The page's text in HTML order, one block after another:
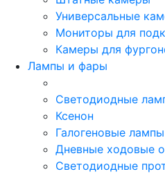
Универсальные
Мониторы для
Камеры для
Лампы и фары
Светодиодные
Ксенон
Галогеновые лампы
Дневные ходовые
Светодиодные